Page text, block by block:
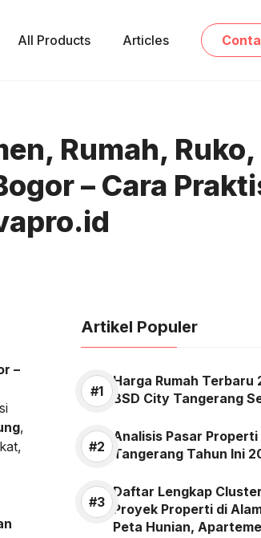
All Products Articles
Rumah, Ruko,
– Cara
–
,
Artikel Populer
Harga Rumah Terbaru
BSD City Tangerang
Analisis Pasar Properti
Tangerang Tahun Ini
Daftar Lengkap
Proyek Properti di
Peta Hunian,